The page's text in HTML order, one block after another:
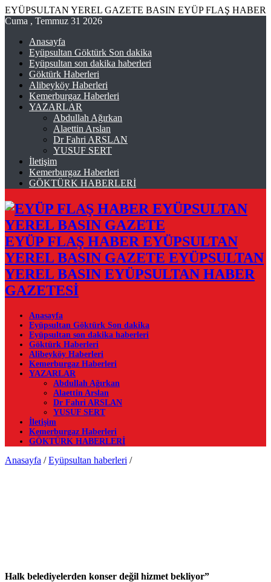
EYÜPSULTAN YEREL GAZETE BASIN EYÜP FLAŞ HABER
Cuma , Temmuz 31 2026
Anasayfa
Eyüpsultan Göktürk Son dakika
Eyüpsultan son dakika haberleri
Göktürk Haberleri
Alibeyköy Haberleri
Kemerburgaz Haberleri
YAZARLAR
Abdullah Ağırkan
Alaettin Arslan
Dr Fahri ARSLAN
YUSUF SERT
İletişim
Kemerburgaz Haberleri
GÖKTÜRK HABERLERİ
EYÜP FLAŞ HABER EYÜPSULTAN
YEREL BASIN GAZETE EYÜPSULTAN
YEREL BASIN EYÜPSULTAN HABER
GAZETESİ
Anasayfa
Eyüpsultan Göktürk Son dakika
Eyüpsultan son dakika haberleri
Göktürk Haberleri
Alibeyköy Haberleri
Kemerburgaz Haberleri
YAZARLAR
Abdullah Ağırkan
Alaettin Arslan
Dr Fahri ARSLAN
YUSUF SERT
İletişim
Kemerburgaz Haberleri
GÖKTÜRK HABERLERİ
Anasayfa / Eyüpsultan haberleri /
Halk belediyelerden konser değil hizmet bekliyor”